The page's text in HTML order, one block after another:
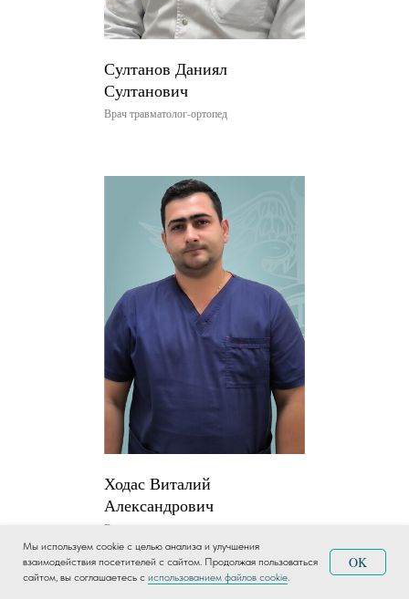
Султанов Даниял
Султанович
Врач травматолог-ортопед
Ходас Виталий
Александрович
Врач-уролог
Мы используем cookie с целью анализа и улучшения
взаимодействия посетителей с сайтом. Продолжая пользоваться
сайтом, вы соглашаетесь с использованием файлов cookie.
OK